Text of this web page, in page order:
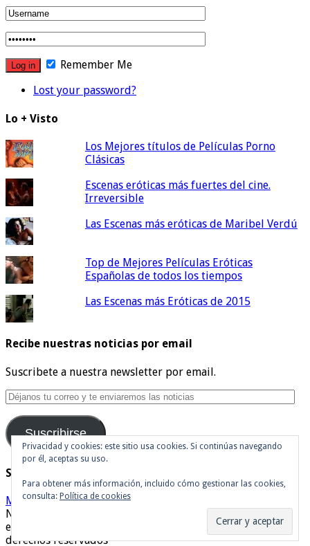
Remember Me
Lost your password?
Lo + Visto
Los Mejores títulos de Películas Porno
Clásicas
Escenas eróticas más fuertes del cine.
Irreversible
Las Escenas más eróticas de Maribel Verdú
Top de Mejores Películas Eróticas
Españolas de todos los tiempos
Las Escenas más Eróticas de 2015
Recibe nuestras noticias por email
Suscribete a nuestra newsletter por email.
Déjanos
tu
correo
y
te
enviaremos
las
noticias
Suscribirse
Síguenos en Twitter
Mis tuits
Noticias de cine y de series de televisión, críticas, tráilers,
estrenos. Cineralia © Copyright 2007 - 2026, Todos los
derechos reservados
Privacidad y cookies: este sitio usa cookies. Si continúas navegando
por él, aceptas su uso.
Para obtener más información, incluido cómo gestionar las cookies,
consulta: Política de cookies